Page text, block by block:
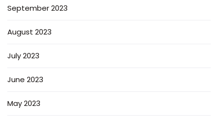
September 2023
August 2023
July 2023
June 2023
May 2023